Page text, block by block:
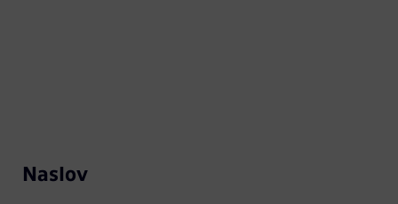
Naslov